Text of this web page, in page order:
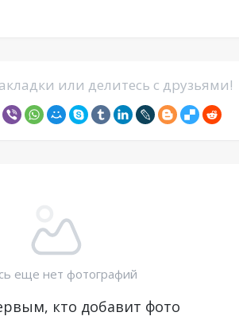
или делитесь с друзьями!
еще нет фотографий
кто добавит фото